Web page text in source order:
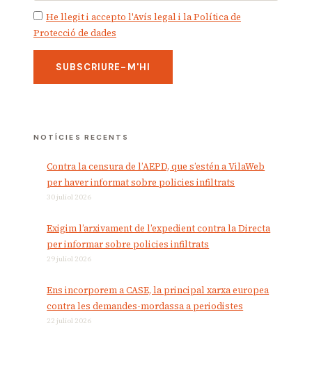
He llegit i accepto l'Avís legal i la Política de
Protecció de dades
NOTÍCIES RECENTS
Contra la censura de l’AEPD, que s’estén a VilaWeb
per haver informat sobre policies infiltrats
30 juliol 2026
Exigim l’arxivament de l’expedient contra la Directa
per informar sobre policies infiltrats
29 juliol 2026
Ens incorporem a CASE, la principal xarxa europea
contra les demandes-mordassa a periodistes
22 juliol 2026